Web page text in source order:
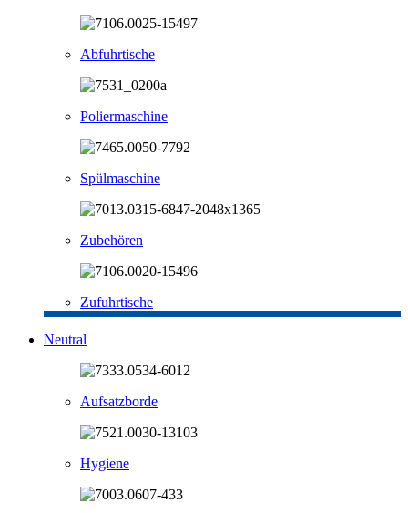
Abfuhrtische
Poliermaschine
Spülmaschine
Zubehören
Zufuhrtische
Neutral
Aufsatzborde
Hygiene